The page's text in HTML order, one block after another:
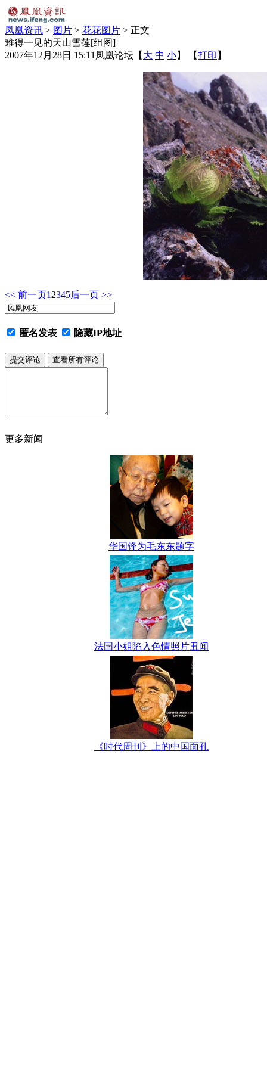
凤凰资讯 > 图片 > 花花图片 > 正文
难得一见的天山雪莲[组图]
2007年12月28日 15:11 凤凰论坛 【 大 中 小】 【打印 】
<< 前一页1 2345后一页 >>
匿名发表 隐藏IP地址
更多新闻
华国锋为毛东东题字
法国小姐陷入色情照片丑闻
《时代周刊》上的中国面孔